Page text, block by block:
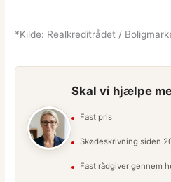
*Kilde: Realkreditrådet /
Skal vi hjælpe
Fast pris
Skødeskrivning siden
Fast rådgiver gennem